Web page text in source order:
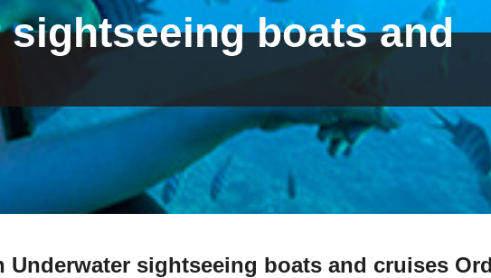
sightseeing boats and
Underwater sightseeing boats and cruises